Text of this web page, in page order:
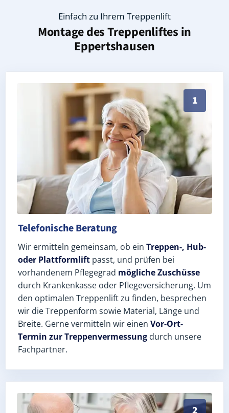
Einfach zu Ihrem Treppenlift
Montage des Treppenliftes in
Eppertshausen
1
Persönliche Treppenlift-Beratung in Eppertshausen
Telefonische Beratung
Wir ermitteln gemeinsam, ob ein Treppen-, Hub-
oder Plattformlift passt, und prüfen bei
vorhandenem Pflegegrad mögliche Zuschüsse
durch Krankenkasse oder Pflegeversicherung. Um
den optimalen Treppenlift zu finden, besprechen
wir die Treppenform sowie Material, Länge und
Breite. Gerne vermitteln wir einen Vor-Ort-
Termin zur Treppenvermessung durch unsere
Fachpartner.
Exaktes Aufmaß in Eppertshausen (Landkreis